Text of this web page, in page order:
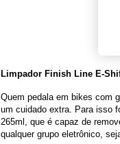
Limpador Finish Line E-
Quem pedala em bikes com
um cuidado extra. Para isso
265ml, que é capaz de
qualquer grupo eletrônico,